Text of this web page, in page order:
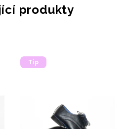
produkty
Tip